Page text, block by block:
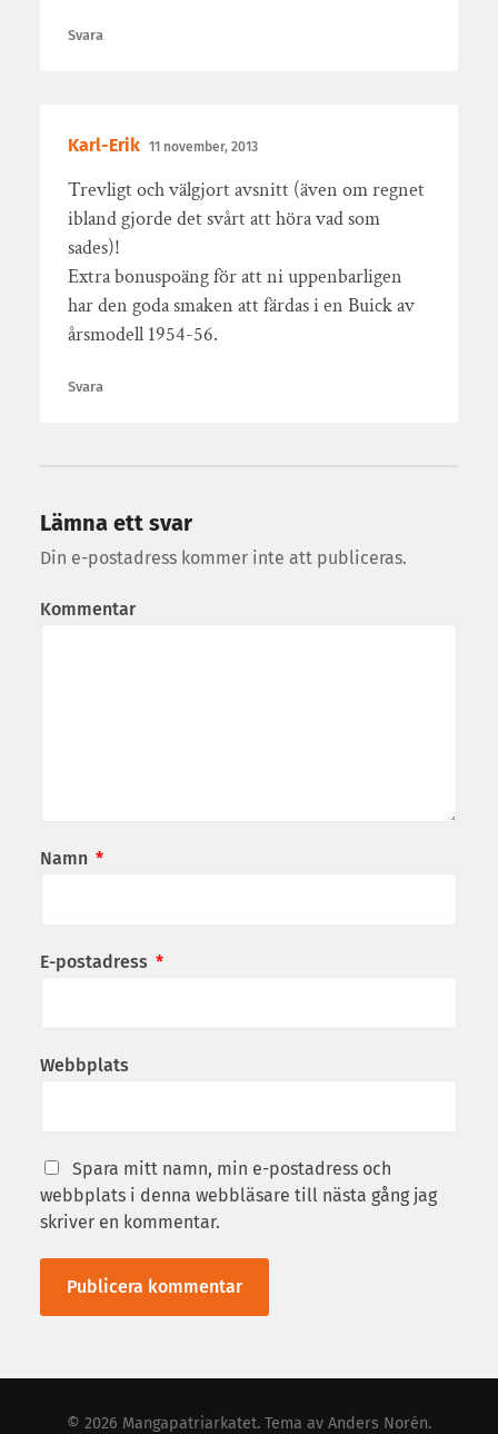
Svara
Karl-Erik 11 november, 2013
Trevligt och välgjort avsnitt (även om regnet
ibland gjorde det svårt att höra vad som
sades)!
Extra bonuspoäng för att ni uppenbarligen
har den goda smaken att färdas i en Buick av
årsmodell 1954-56.
Svara
Lämna ett svar
Din e-postadress kommer inte att publiceras.
Kommentar
Namn *
E-postadress *
Webbplats
Spara mitt namn, min e-postadress och
webbplats i denna webbläsare till nästa gång jag
skriver en kommentar.
© 2026 Mangapatriarkatet. Tema av Anders Norén.